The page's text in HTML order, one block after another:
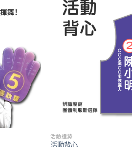
活動造勢
活動背心